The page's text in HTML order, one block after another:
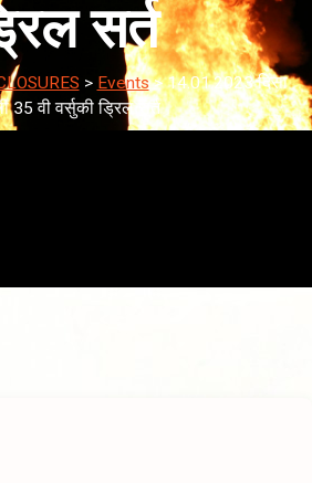
सर्त
> Events>14.01.2023 दिसा
35 वी वर्सुकी ड्रिल सर्त